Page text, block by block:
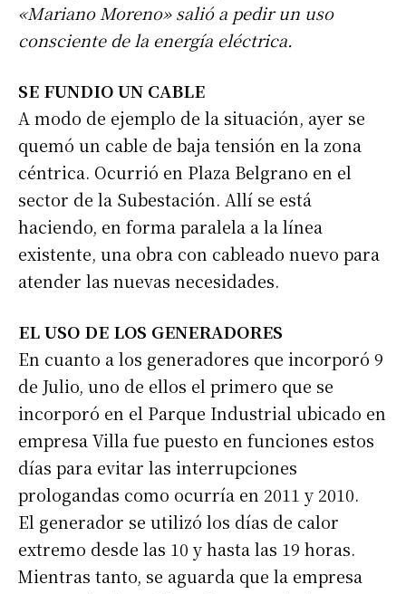
«Mariano Moreno» salió a pedir un uso
consciente de la energía eléctrica.
SE FUNDIO UN CABLE
A modo de ejemplo de la situación, ayer se
quemó un cable de baja tensión en la zona
céntrica. Ocurrió en Plaza Belgrano en el
sector de la Subestación. Allí se está
haciendo, en forma paralela a la línea
existente, una obra con cableado nuevo para
atender las nuevas necesidades.
EL USO DE LOS GENERADORES
En cuanto a los generadores que incorporó 9
de Julio, uno de ellos el primero que se
incorporó en el Parque Industrial ubicado en
empresa Villa fue puesto en funciones estos
días para evitar las interrupciones
prologandas como ocurría en 2011 y 2010.
El generador se utilizó los días de calor
extremo desde las 10 y hasta las 19 horas.
Mientras tanto, se aguarda que la empresa